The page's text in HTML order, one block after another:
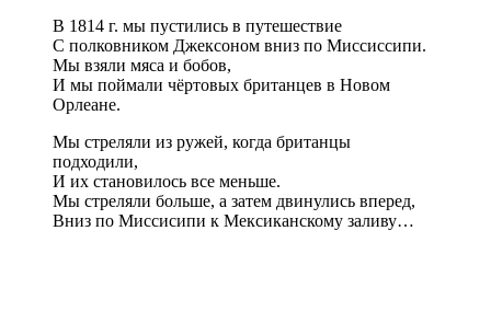
В 1814 г. мы пустились в путешествие
С полковником Джексоном вниз по Миссиссипи.
Мы взяли мяса и бобов,
И мы поймали чёртовых британцев в Новом
Орлеане.
Мы стреляли из ружей, когда британцы
подходили,
И их становилось все меньше.
Мы стреляли больше, а затем двинулись вперед,
Вниз по Миссисипи к Мексиканскому заливу…